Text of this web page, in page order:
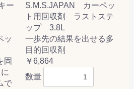
ー
ッ
固
で
S.M.S.JAPAN カーペッ
ト用回収剤 ラストステ
ップ 3.8L
一歩先の結果を出せる多
目的回収剤
￥6,864
数量